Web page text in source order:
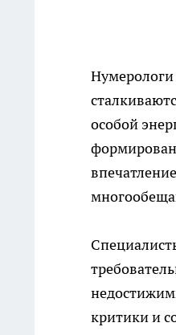
особой
критики и